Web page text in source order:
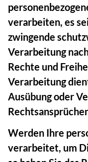
verarbeiten, es
zwingende
Verarbeitung
Rechte und
Verarbeitung
Ausübung oder
Werden Ihre
verarbeitet, um